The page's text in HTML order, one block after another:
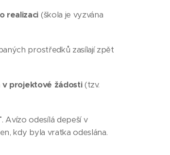
realizaci (škola je vyzvána
prostředků zasílají zpět
projektové žádosti(tzv.
. Avízo odesílá depeší v
kdy byla vratka odeslána.